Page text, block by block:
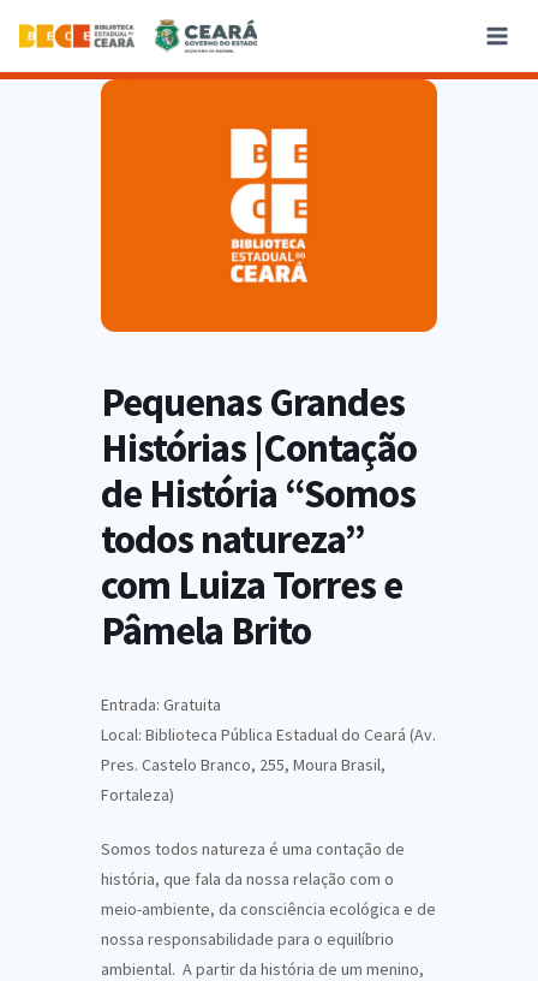
Pequenas Grandes
Histórias |Contação
de História “Somos
todos natureza”
com Luiza Torres e
Pâmela Brito
Entrada: Gratuita
Local: Biblioteca Pública Estadual do Ceará (Av.
Pres. Castelo Branco, 255, Moura Brasil,
Fortaleza)
Somos todos natureza é uma contação de
história, que fala da nossa relação com o
meio-ambiente, da consciência ecológica e de
nossa responsabilidade para o equilíbrio
ambiental. A partir da história de um menino,